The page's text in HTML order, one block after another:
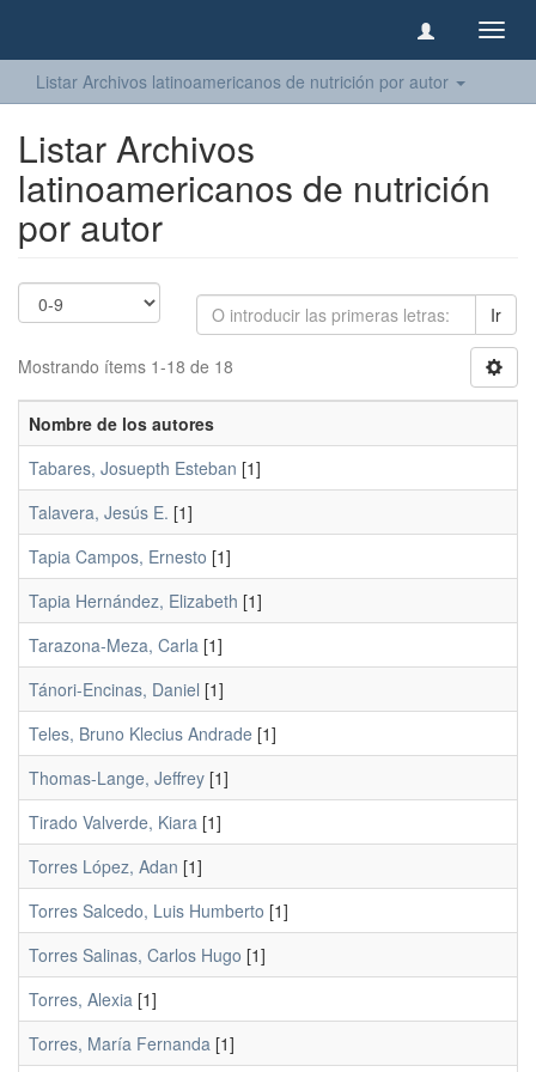
Listar Archivos latinoamericanos de nutrición por autor
Listar Archivos
latinoamericanos de nutrición
por autor
Ir
Mostrando ítems 1-18 de 18
Nombre de los autores
Tabares, Josuepth Esteban [1]
Talavera, Jesús E. [1]
Tapia Campos, Ernesto [1]
Tapia Hernández, Elizabeth [1]
Tarazona-Meza, Carla [1]
Tánori-Encinas, Daniel [1]
Teles, Bruno Klecius Andrade [1]
Thomas-Lange, Jeffrey [1]
Tirado Valverde, Kiara [1]
Torres López, Adan [1]
Torres Salcedo, Luis Humberto [1]
Torres Salinas, Carlos Hugo [1]
Torres, Alexia [1]
Torres, María Fernanda [1]